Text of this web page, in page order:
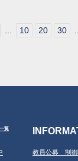
10 20 30
一覧
教員公募 制御